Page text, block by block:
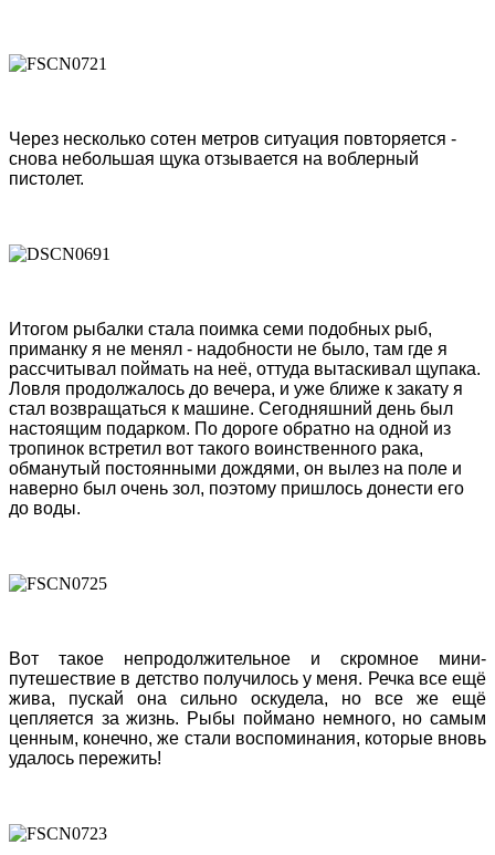
Через несколько сотен метров ситуация повторяется -
снова небольшая щука отзывается на воблерный
пистолет.
Итогом рыбалки стала поимка семи подобных рыб,
приманку я не менял - надобности не было, там где я
рассчитывал поймать на неё, оттуда вытаскивал щупака.
Ловля продолжалось до вечера, и уже ближе к закату я
стал возвращаться к машине. Сегодняшний день был
настоящим подарком. По дороге обратно на одной из
тропинок встретил вот такого воинственного рака,
обманутый постоянными дождями, он вылез на поле и
наверно был очень зол, поэтому пришлось донести его
до воды.
Вот такое непродолжительное и скромное мини-
путешествие в детство получилось у меня. Речка все ещё
жива, пускай она сильно оскудела, но все же ещё
цепляется за жизнь. Рыбы поймано немного, но самым
ценным, конечно, же стали воспоминания, которые вновь
удалось пережить!